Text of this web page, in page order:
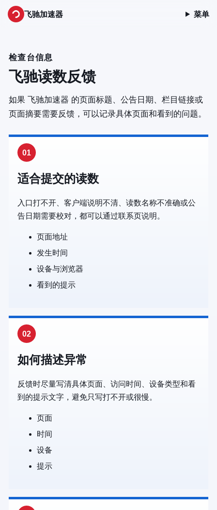
飞驰加速器 菜单
检查台信息
飞驰读数反馈
如果 飞驰加速器 的页面标题、公告日期、栏目链接或
页面摘要需要反馈，可以记录具体页面和看到的问题。
01
适合提交的读数
入口打不开、客户端说明不清、读数名称不准确或公
告日期需要校对，都可以通过联系页说明。
页面地址
发生时间
设备与浏览器
看到的提示
02
如何描述异常
反馈时尽量写清具体页面、访问时间、设备类型和看
到的提示文字，避免只写打不开或很慢。
页面
时间
设备
提示